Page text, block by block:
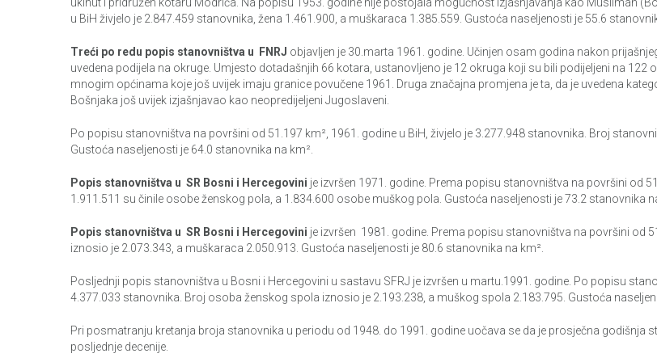
u BiH živjelo je 2.847.459 stanovnika, žena 1.461.900, a muškaraca 1.385.559. Gustoća naseljenosti je 55.6
Treći po redu popis stanovništva u FNRJ objavljen je 30.marta 1961. godine. Učinjen osam godina nakon
uvedena podijela na okruge. Umjesto dotadašnjih 66 kotara, ustanovljeno je 12 okruga koji su bili podijeljeni na 122
mnogim općinama koje još uvijek imaju granice povučene 1961. Druga značajna promjena je ta, da je uvedena
Bošnjaka još uvijek izjašnjavao kao neopredijeljeni Jugoslaveni.
Po popisu stanovništva na površini od 51.197 km², 1961. godine u BiH, živjelo je 3.277.948 stanovnika. Broj
Gustoća naseljenosti je 64.0 stanovnika na km².
Popis stanovništva u SR Bosni i Hercegovini je izvršen 1971. godine. Prema popisu stanovništva na površini od
1.911.511 su činile osobe ženskog pola, a 1.834.600 osobe muškog pola. Gustoća naseljenosti je 73.2 stanovnika
Popis stanovništva u SR Bosni i Hercegovini je izvršen 1981. godine. Prema popisu stanovništva na površini od
iznosio je 2.073.343, a muškaraca 2.050.913. Gustoća naseljenosti je 80.6 stanovnika na km².
Posljednji popis stanovništva u Bosni i Hercegovini u sastavu SFRJ je izvršen u martu.1991. godine. Po popisu
4.377.033 stanovnika. Broj osoba ženskog spola iznosio je 2.193.238, a muškog spola 2.183.795. Gustoća
Pri posmatranju kretanja broja stanovnika u periodu od 1948. do 1991. godine uočava se da je prosječna godišnja
posljednje decenije.